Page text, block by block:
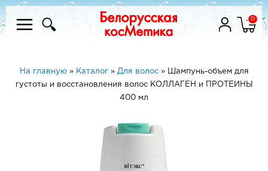
0
На главную» Каталог» Для волос»
Шампунь-объем для
густоты и восстановления волос КОЛЛАГЕН и ПРОТЕИНЫ
400 мл